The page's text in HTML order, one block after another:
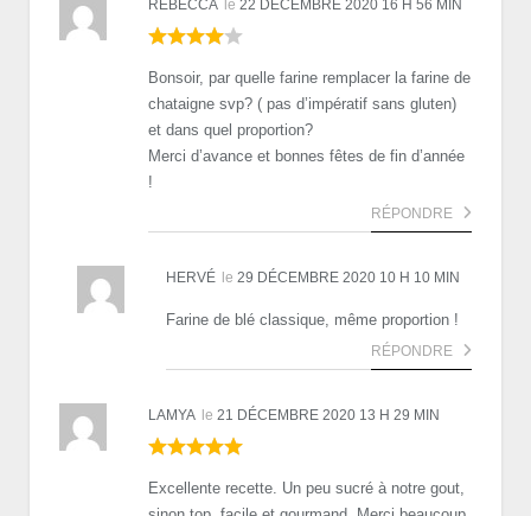
REBECCA le 22 DÉCEMBRE 2020 16 H 56 MIN
Bonsoir, par quelle farine remplacer la farine de
chataigne svp? ( pas d’impératif sans gluten)
et dans quel proportion?
Merci d’avance et bonnes fêtes de fin d’année
!
RÉPONDRE
HERVÉ le 29 DÉCEMBRE 2020 10 H 10 MIN
Farine de blé classique, même proportion !
RÉPONDRE
LAMYA le 21 DÉCEMBRE 2020 13 H 29 MIN
Excellente recette. Un peu sucré à notre gout,